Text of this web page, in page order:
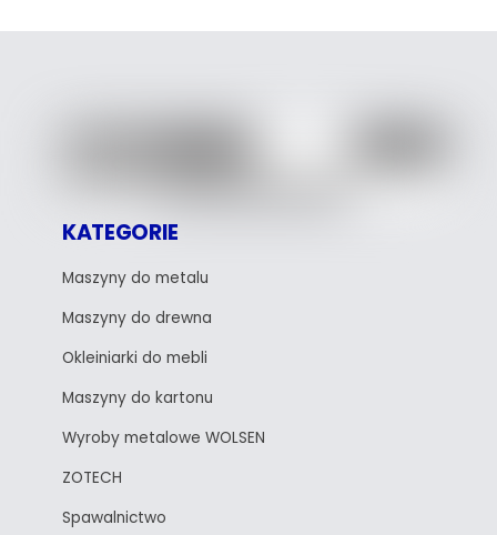
KATEGORIE
Maszyny do metalu
Maszyny do drewna
Okleiniarki do mebli
Maszyny do kartonu
Wyroby metalowe WOLSEN
ZOTECH
Spawalnictwo